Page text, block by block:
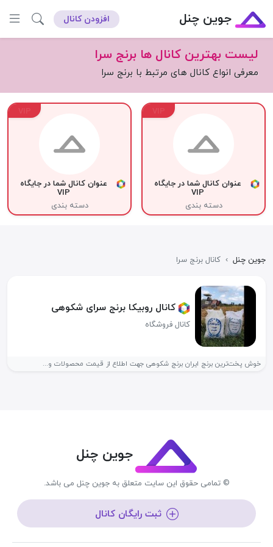
جوین چنل افزودن کانال
لیست بهترین کانال ها برنج سرا
معرفی انواع کانال های مرتبط با برنج سرا
عنوان کانال شما در جایگاه
VIP
دسته بندی
عنوان کانال شما در جایگاه
VIP
دسته بندی
جوین چنل › کانال برنج سرا
کانال روبیکا برنج سرای شکوهی
کانال فروشگاه
خوش پخت‌ترین برنج ایران برنج شکوهی جهت اطلاع از قیمت محصولات و...
جوین چنل
© تمامی حقوق این سایت متعلق به جوین چنل می باشد.
ثبت رایگان کانال